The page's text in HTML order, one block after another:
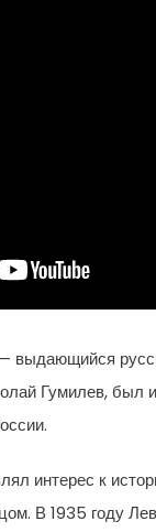
выдающийся
Гумилев, был
интерес к
В 1935 году